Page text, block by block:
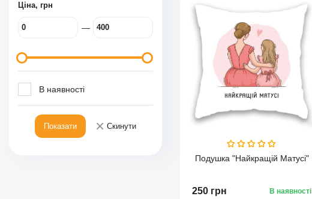
Ціна, грн
—
В наявності
Показати × Скинути
Подушка "Найкращій Матусі"
250 грн В наявності